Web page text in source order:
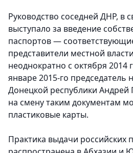
Руководство соседней ДНР, в
выступало за введение
паспортов —
представители местной
неоднократно с октября 2014
январе 2015-го председатель
Донецкой республики Андрей
на смену таким документам
пластиковые карты.
Практика выдачи российских